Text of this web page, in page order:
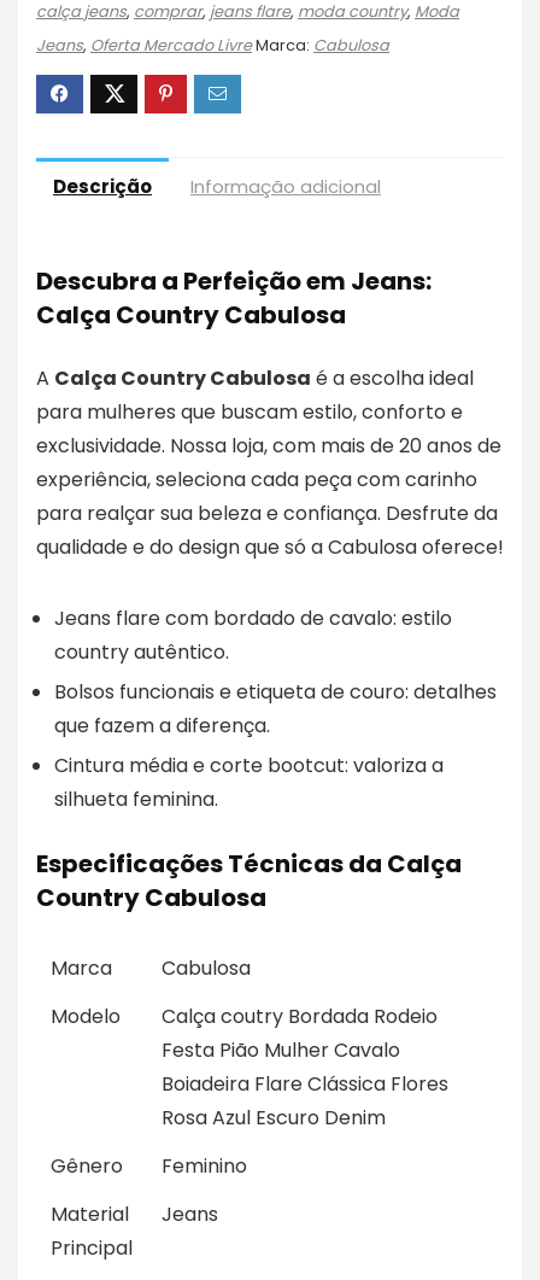
calça jeans, comprar, jeans flare, moda country, Moda
Jeans, Oferta Mercado LivreMarca: Cabulosa
Descrição Informação adicional
Descubra a Perfeição em Jeans:
Calça Country Cabulosa
A Calça Country Cabulosa é a escolha ideal
para mulheres que buscam estilo, conforto e
exclusividade. Nossa loja, com mais de 20 anos de
experiência, seleciona cada peça com carinho
para realçar sua beleza e confiança. Desfrute da
qualidade e do design que só a Cabulosa oferece!
Jeans flare com bordado de cavalo: estilo
country autêntico.
Bolsos funcionais e etiqueta de couro: detalhes
que fazem a diferença.
Cintura média e corte bootcut: valoriza a
silhueta feminina.
Especificações Técnicas da Calça
Country Cabulosa
Marca
Cabulosa
Modelo
Calça coutry Bordada Rodeio
Festa Pião Mulher Cavalo
Boiadeira Flare Clássica Flores
Rosa Azul Escuro Denim
Gênero
Feminino
Material
Principal
Jeans